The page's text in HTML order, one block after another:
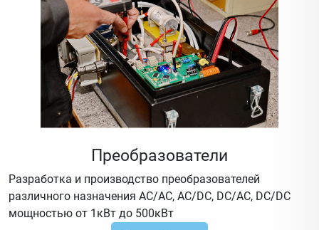
Преобразователи
Разработка и производство преобразователей
различного назначения AC/AC, AC/DC, DC/AC, DC/DC
мощностью от 1кВт до 500кВт